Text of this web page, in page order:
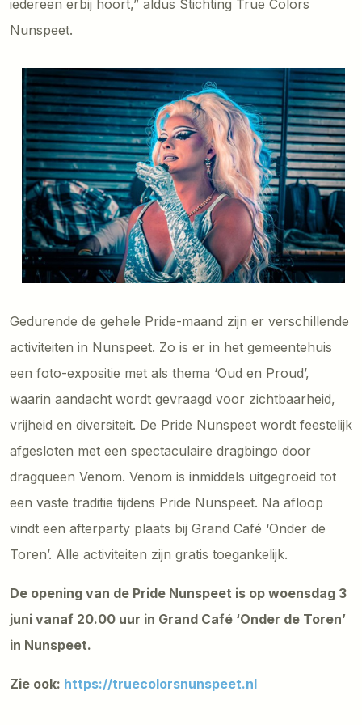
iedereen erbij hoort,” aldus Stichting True Colors
Nunspeet.
Gedurende de gehele Pride-maand zijn er verschillende
activiteiten in Nunspeet. Zo is er in het gemeentehuis
een foto-expositie met als thema ‘Oud en Proud’,
waarin aandacht wordt gevraagd voor zichtbaarheid,
vrijheid en diversiteit. De Pride Nunspeet wordt feestelijk
afgesloten met een spectaculaire dragbingo door
dragqueen Venom. Venom is inmiddels uitgegroeid tot
een vaste traditie tijdens Pride Nunspeet. Na afloop
vindt een afterparty plaats bij Grand Café ‘Onder de
Toren’. Alle activiteiten zijn gratis toegankelijk.
De opening van de Pride Nunspeet is op woensdag 3
juni vanaf 20.00 uur in Grand Café ‘Onder de Toren’
in Nunspeet.
Zie ook: https://truecolorsnunspeet.nl